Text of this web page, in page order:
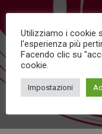
Utilizziamo i cookie
l'esperienza più
Facendo clic su
cookie.
Impostazioni